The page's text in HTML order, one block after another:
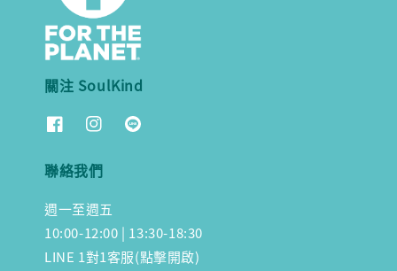
關注 SoulKind
聯絡我們
週一至週五
10:00-12:00 | 13:30-18:30
LINE 1對1客服(點擊開啟)